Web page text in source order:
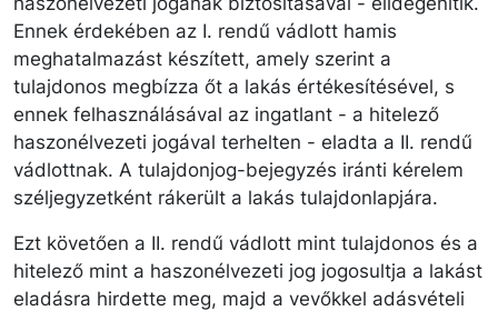
Ennek érdekében az I. rendű vádlott hamis
meghatalmazást készített, amely szerint a
tulajdonos megbízza őt a lakás értékesítésével, s
ennek felhasználásával az ingatlant - a hitelező
haszonélvezeti jogával terhelten - eladta a II. rendű
vádlottnak. A tulajdonjog-bejegyzés iránti kérelem
széljegyzetként rákerült a lakás tulajdonlapjára.
Ezt követően a II. rendű vádlott mint tulajdonos és a
hitelező mint a haszonélvezeti jog jogosultja a lakást
eladásra hirdette meg, majd a vevőkkel adásvételi